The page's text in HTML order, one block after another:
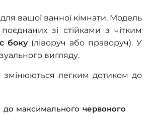
вашої ванної кімнати. Модель
зі стійками з чітким
боку(ліворуч або праворуч). У
вигляду.
змінюються легким дотиком до
до максимальногочервоного